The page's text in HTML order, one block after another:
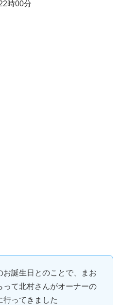
時00分
お誕生日とのことで、まお
って北村さんがオーナーの
行ってきました